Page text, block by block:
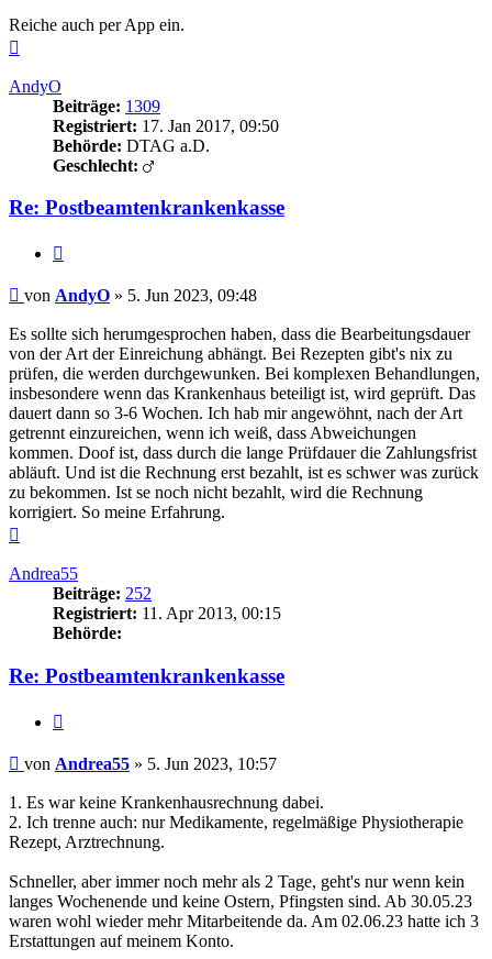
Reiche auch per App ein.
AndyO
Beiträge: 1309
Registriert: 17. Jan 2017, 09:50
Behörde: DTAG a.D.
Geschlecht:
Re: Postbeamtenkrankenkasse
Beitrag
von AndyO » 5. Jun 2023, 09:48
Es sollte sich herumgesprochen haben, dass die Bearbeitungsdauer
von der Art der Einreichung abhängt. Bei Rezepten gibt's nix zu
prüfen, die werden durchgewunken. Bei komplexen Behandlungen,
insbesondere wenn das Krankenhaus beteiligt ist, wird geprüft. Das
dauert dann so 3-6 Wochen. Ich hab mir angewöhnt, nach der Art
getrennt einzureichen, wenn ich weiß, dass Abweichungen
kommen. Doof ist, dass durch die lange Prüfdauer die Zahlungsfrist
abläuft. Und ist die Rechnung erst bezahlt, ist es schwer was zurück
zu bekommen. Ist se noch nicht bezahlt, wird die Rechnung
korrigiert. So meine Erfahrung.
Andrea55
Beiträge: 252
Registriert: 11. Apr 2013, 00:15
Behörde:
Re: Postbeamtenkrankenkasse
Beitrag
von Andrea55 » 5. Jun 2023, 10:57
1. Es war keine Krankenhausrechnung dabei.
2. Ich trenne auch: nur Medikamente, regelmäßige Physiotherapie
Rezept, Arztrechnung.
Schneller, aber immer noch mehr als 2 Tage, geht's nur wenn kein
langes Wochenende und keine Ostern, Pfingsten sind. Ab 30.05.23
waren wohl wieder mehr Mitarbeitende da. Am 02.06.23 hatte ich 3
Erstattungen auf meinem Konto.